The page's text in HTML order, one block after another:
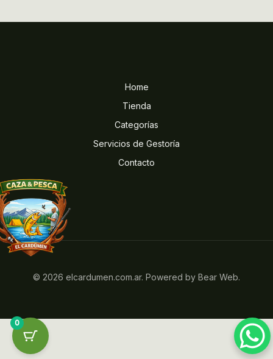
Home
Tienda
Categorías
Servicios de Gestoría
Contacto
© 2026 elcardumen.com.ar. Powered by Bear Web.
0